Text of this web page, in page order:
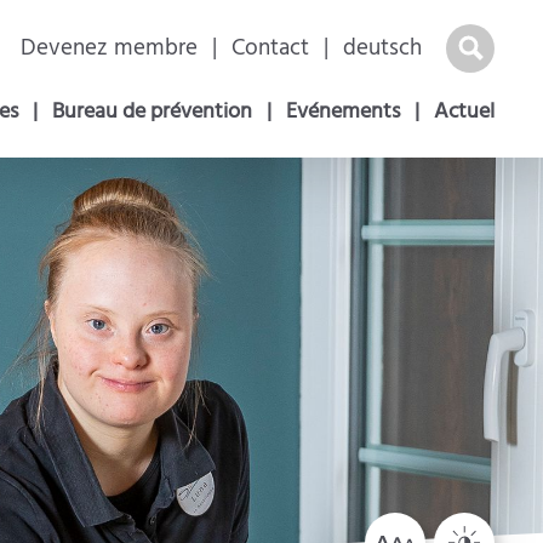
Aller
contenu
Devenez membre Contact deutsch
Bureau de prévention Evénements Actuel